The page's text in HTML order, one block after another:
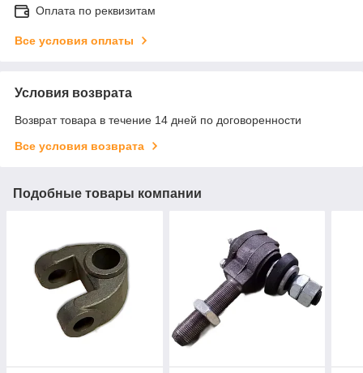
Оплата по реквизитам
Все условия оплаты
Условия возврата
Возврат товара в течение 14 дней по договоренности
Все условия возврата
Подобные товары компании